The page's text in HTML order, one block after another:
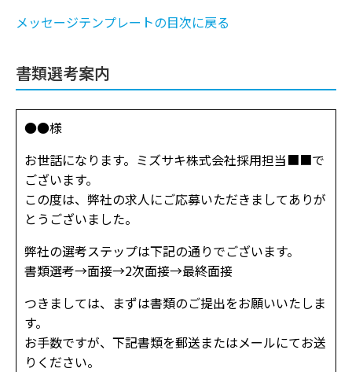
メッセージテンプレートの目次に戻る
書類選考案内
●●様
お世話になります。ミズサキ株式会社採用担当■■で
ございます。
この度は、弊社の求人にご応募いただきましてありが
とうございました。
弊社の選考ステップは下記の通りでございます。
書類選考→面接→2次面接→最終面接
つきましては、まずは書類のご提出をお願いいたしま
す。
お手数ですが、下記書類を郵送またはメールにてお送
りください。